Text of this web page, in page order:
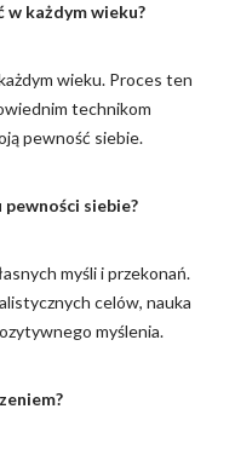
w każdym wieku?
wieku. Proces ten
technikom
pewność siebie.
siebie?
myśli i przekonań.
celów, nauka
myślenia.